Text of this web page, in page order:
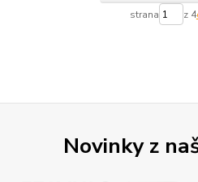
strana z 4
Novinky z